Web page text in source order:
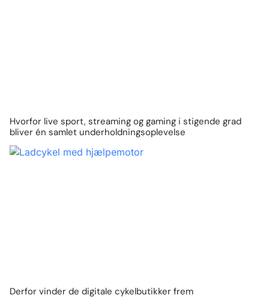
Hvorfor live sport, streaming og gaming i stigende grad
bliver én samlet underholdningsoplevelse
Derfor vinder de digitale cykelbutikker frem